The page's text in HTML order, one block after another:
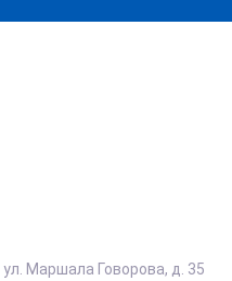
ул. Маршала Говорова, д. 35